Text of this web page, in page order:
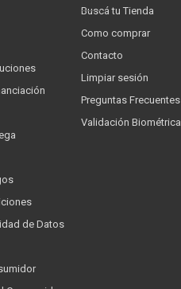
de Datos
Buscá tu Tienda
Como comprar
Contacto
Limpiar sesión
Preguntas Frecuentes
Validación Biométrica